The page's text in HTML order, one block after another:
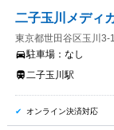
二子玉川メディ
東京都世田谷区玉川3-
駐車場： なし
二子玉川駅
オンライン決済対応